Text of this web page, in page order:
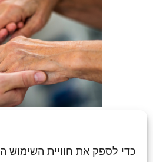
כדי לספק את חוויית השימוש